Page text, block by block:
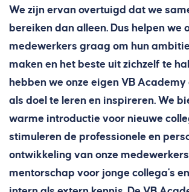
We zijn ervan overtuigd dat we
bereiken dan alleen. Dus helpen we
medewerkers graag om hun
maken en het beste uit zichzelf te
hebben we onze eigen VB
als doel te leren en inspireren. We
warme introductie voor nieuwe
stimuleren de professionele en
ontwikkeling van onze
mentorschap voor jonge collega's